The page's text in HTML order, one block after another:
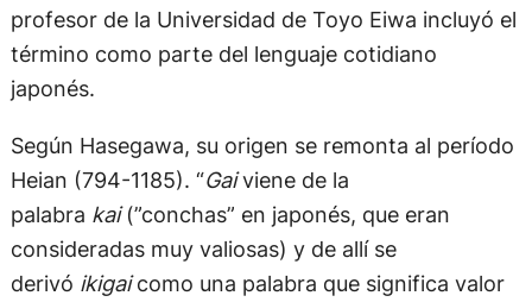
profesor de la Universidad de Toyo Eiwa incluyó el
término como parte del lenguaje cotidiano
japonés.
Según Hasegawa, su origen se remonta al período
Heian (794-1185). “Gaiviene de la
palabra kai(”conchas” en japonés, que eran
consideradas muy valiosas) y de allí se
derivó ikigaicomo una palabra que significa valor